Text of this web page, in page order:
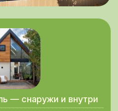
— снаружи и внутри